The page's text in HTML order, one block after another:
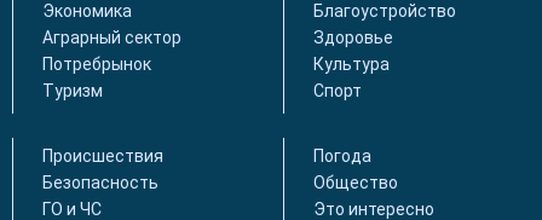
Экономика
Аграрный сектор
Потребрынок
Туризм
Благоустройство
Здоровье
Культура
Спорт
Происшествия
Безопасность
ГО и ЧС
Погода
Общество
Это интересно